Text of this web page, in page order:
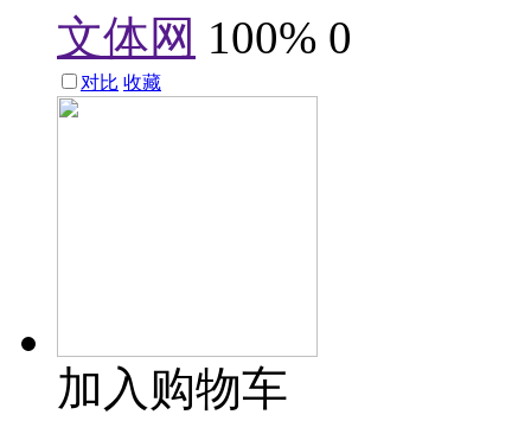
文体网 100% 0
对比 收藏
加入购物车